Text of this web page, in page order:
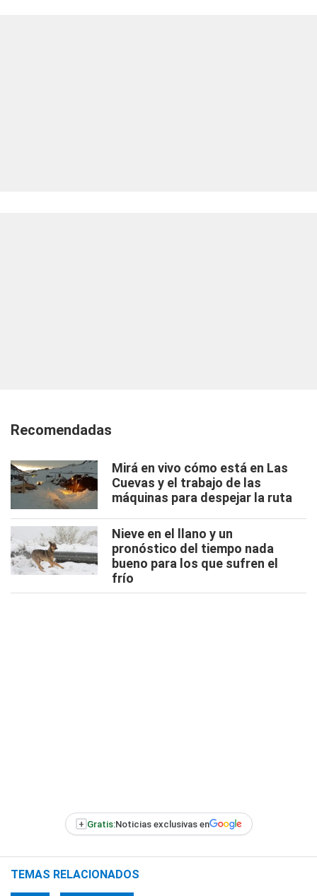
Recomendadas
Mirá en vivo cómo está en Las
Cuevas y el trabajo de las
máquinas para despejar la ruta
Nieve en el llano y un
pronóstico del tiempo nada
bueno para los que sufren el
frío
+ Gratis:Noticias exclusivas en
TEMAS RELACIONADOS